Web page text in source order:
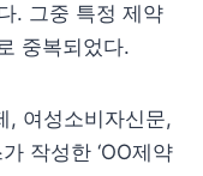
. 그중 특정 제약
중복되었다.
, 여성소비자신문,
작성한 ‘OO제약